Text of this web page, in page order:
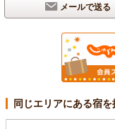
メールで送る
同じエリアにある宿を